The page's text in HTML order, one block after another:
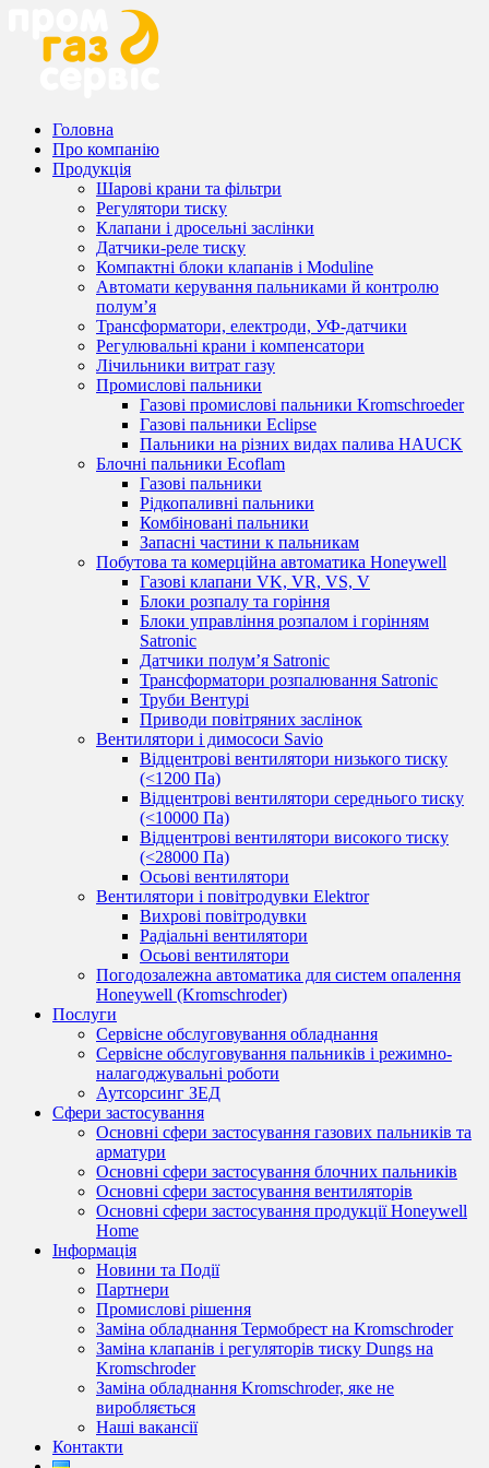
Головна
Про компанію
Продукція
Шарові крани та фільтри
Регулятори тиску
Клапани і дросельні заслінки
Датчики-реле тиску
Компактні блоки клапанів і Moduline
Автомати керування пальниками й контролю
полум’я
Трансформатори, електроди, УФ-датчики
Регулювальні крани і компенсатори
Лічильники витрат газу
Промислові пальники
Газові промислові пальники Kromschroeder
Газові пальники Eclipse
Пальники на різних видах палива HAUCK
Блочні пальники Ecoflam
Газові пальники
Рідкопаливні пальники
Комбіновані пальники
Запасні частини к пальникам
Побутова та комерційна автоматика Honeywell
Газові клапани VK, VR, VS, V
Блоки розпалу та горіння
Блоки управління розпалом і горінням
Satronic
Датчики полум’я Satronic
Трансформатори розпалювання Satronic
Труби Вентурі
Приводи повітряних заслінок
Вентилятори і димососи Savio
Відцентрові вентилятори низького тиску
(<1200 Па)
Відцентрові вентилятори середнього тиску
(<10000 Па)
Відцентрові вентилятори високого тиску
(<28000 Па)
Осьові вентилятори
Вентилятори і повітродувки Elektror
Вихрові повітродувки
Радіальні вентилятори
Осьові вентилятори
Погодозалежна автоматика для систем опалення
Honeywell (Kromschroder)
Послуги
Сервісне обслуговування обладнання
Сервісне обслуговування пальників і режимно-
налагоджувальні роботи
Аутсорсинг ЗЕД
Сфери застосування
Основні сфери застосування газових пальників та
арматури
Основні сфери застосування блочних пальників
Основні сфери застосування вентиляторів
Основні сфери застосування продукції Honeywell
Home
Інформація
Новини та Події
Партнери
Промислові рішення
Заміна обладнання Термобрест на Kromschroder
Заміна клапанів і регуляторів тиску Dungs на
Kromschroder
Заміна обладнання Kromschroder, яке не
виробляється
Наші вакансії
Контакти